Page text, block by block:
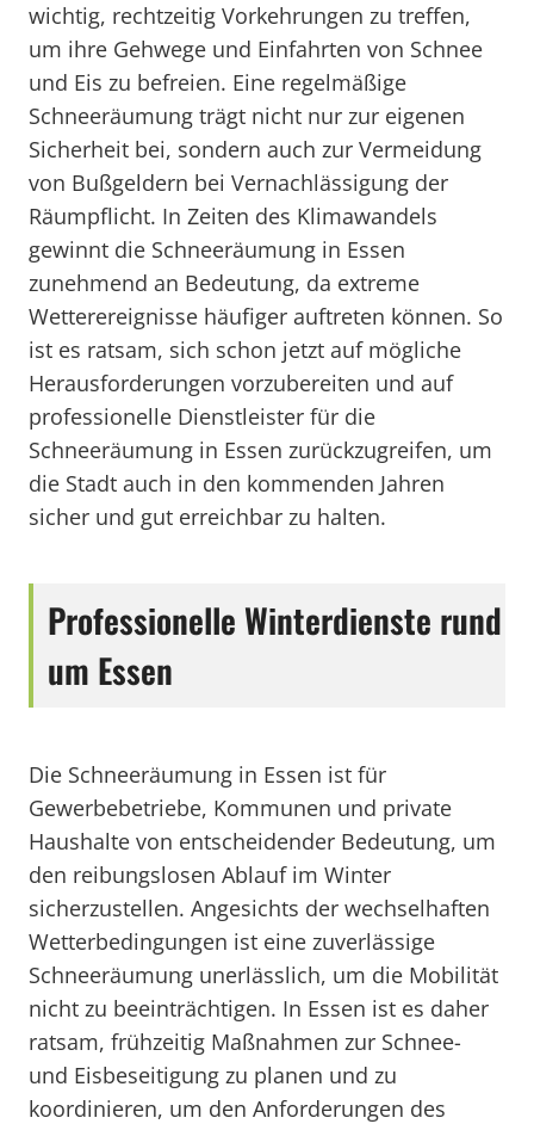
wichtig, rechtzeitig Vorkehrungen zu treffen,
um ihre Gehwege und Einfahrten von Schnee
und Eis zu befreien. Eine regelmäßige
Schneeräumung trägt nicht nur zur eigenen
Sicherheit bei, sondern auch zur Vermeidung
von Bußgeldern bei Vernachlässigung der
Räumpflicht. In Zeiten des Klimawandels
gewinnt die Schneeräumung in Essen
zunehmend an Bedeutung, da extreme
Wetterereignisse häufiger auftreten können. So
ist es ratsam, sich schon jetzt auf mögliche
Herausforderungen vorzubereiten und auf
professionelle Dienstleister für die
Schneeräumung in Essen zurückzugreifen, um
die Stadt auch in den kommenden Jahren
sicher und gut erreichbar zu halten.
Professionelle Winterdienste rund
um Essen
Die Schneeräumung in Essen ist für
Gewerbebetriebe, Kommunen und private
Haushalte von entscheidender Bedeutung, um
den reibungslosen Ablauf im Winter
sicherzustellen. Angesichts der wechselhaften
Wetterbedingungen ist eine zuverlässige
Schneeräumung unerlässlich, um die Mobilität
nicht zu beeinträchtigen. In Essen ist es daher
ratsam, frühzeitig Maßnahmen zur Schnee-
und Eisbeseitigung zu planen und zu
koordinieren, um den Anforderungen des